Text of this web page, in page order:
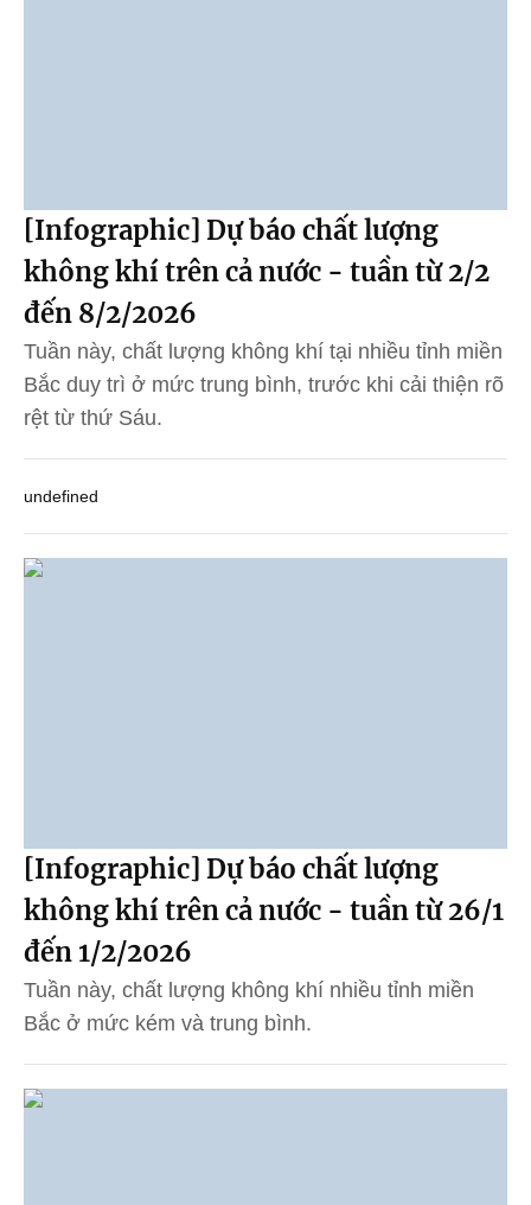
[Infographic] Dự báo chất lượng
không khí trên cả nước - tuần từ 2/2
đến 8/2/2026
Tuần này, chất lượng không khí tại nhiều tỉnh miền
Bắc duy trì ở mức trung bình, trước khi cải thiện rõ
rệt từ thứ Sáu.
undefined
[Infographic] Dự báo chất lượng
không khí trên cả nước - tuần từ 26/1
đến 1/2/2026
Tuần này, chất lượng không khí nhiều tỉnh miền
Bắc ở mức kém và trung bình.